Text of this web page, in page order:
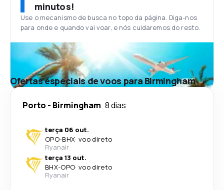
minutos!
Use o mecanismo de busca no topo da página. Diga-nos
para onde e quando vai voar, e nós cuidaremos do resto.
Ofertas especiais de voos para Birmingham
Porto - Birmingham 8 dias
terça 06 out.
OPO-BHX· voo direto
Ryanair
terça 13 out.
BHX-OPO· voo direto
Ryanair